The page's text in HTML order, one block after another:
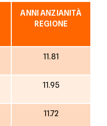
ANNI ANZIANITÀ
REGIONE
11.81
11.95
11.72